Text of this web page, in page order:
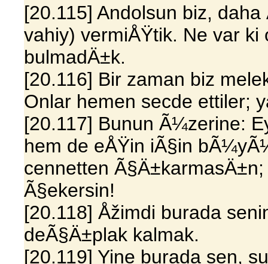
[20.115] Andolsun biz,
vahiy) vermiÅŸtik. Ne var
bulmadÄ±k.
[20.116] Bir zaman biz
Onlar hemen secde ettiler;
[20.117] Bunun Ã¼zerine:
hem de eÅŸin iÃ§in
cennetten
Ã§ekersin!
[20.118] Åžimdi burada
deÃ§Ä±plak kalmak.
[20.119] Yine burada sen,